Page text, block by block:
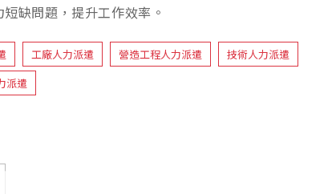
缺問題，提升工作效率。
工廠人力派遣 營造工程人力派遣
技術人力派遣
派遣